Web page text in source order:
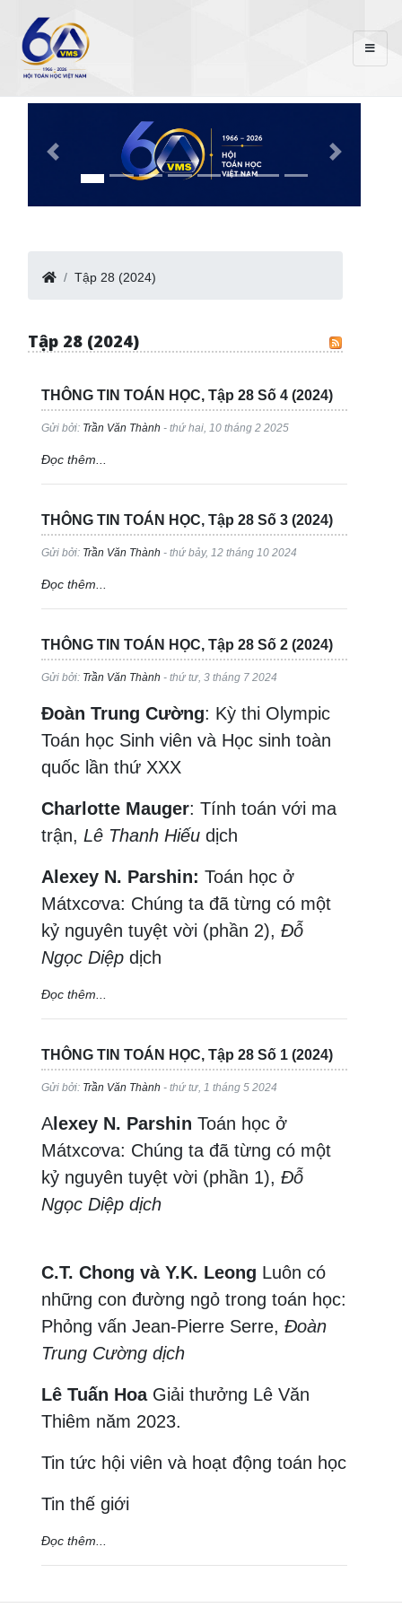
Tập 28 (2024)
Tập 28 (2024)
THÔNG TIN TOÁN HỌC, Tập 28 Số 4 (2024)
Gửi bởi: Trần Văn Thành - thứ hai, 10 tháng 2 2025
Đọc thêm...
THÔNG TIN TOÁN HỌC, Tập 28 Số 3 (2024)
Gửi bởi: Trần Văn Thành - thứ bảy, 12 tháng 10 2024
Đọc thêm...
THÔNG TIN TOÁN HỌC, Tập 28 Số 2 (2024)
Gửi bởi: Trần Văn Thành - thứ tư, 3 tháng 7 2024
Đoàn Trung Cường: Kỳ thi Olympic
Toán học Sinh viên và Học sinh toàn
quốc lần thứ XXX
Charlotte Mauger: Tính toán với ma
trận,Lê Thanh Hiếu dịch
Alexey N. Parshin: Toán học ở
Mátxcơva: Chúng ta đã từng có một
kỷ nguyên tuyệt vời (phần 2),Đỗ
Ngọc Diệp dịch
Đọc thêm...
THÔNG TIN TOÁN HỌC, Tập 28 Số 1 (2024)
Gửi bởi: Trần Văn Thành - thứ tư, 1 tháng 5 2024
Alexey N. Parshin Toán học ở
Mátxcơva: Chúng ta đã từng có một
kỷ nguyên tuyệt vời (phần 1),Đỗ
Ngọc Diệp dịch
C.T. Chong và Y.K. Leong Luôn có
những con đường ngỏ trong toán học:
Phỏng vấn Jean-Pierre Serre,Đoàn
Trung Cường dịch
Lê Tuấn HoaGiải thưởng Lê Văn
Thiêm năm 2023.
Tin tức hội viên và hoạt động toán học
Tin thế giới
Đọc thêm...